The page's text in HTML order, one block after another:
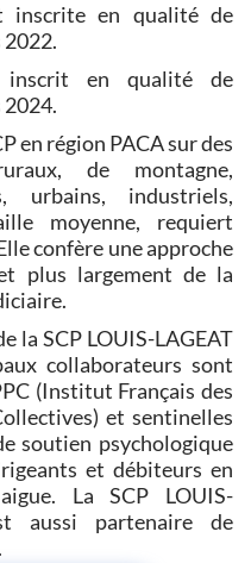
inscrite en qualité de
inscrit en qualité de
en région PACA sur des
de montagne,
urbains, industriels,
moyenne, requiert
confère une approche
plus largement de la
la SCP LOUIS-LAGEAT
collaborateurs sont
(Institut Français des
et sentinelles
soutien psychologique
et débiteurs en
La SCP LOUIS-
aussi partenaire de